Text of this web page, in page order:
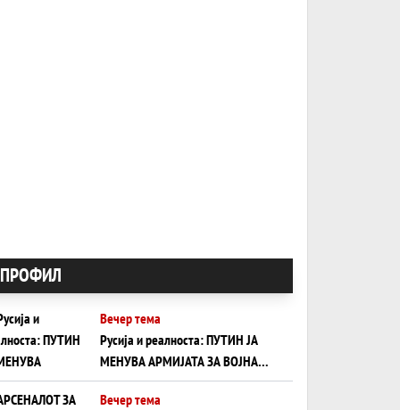
ПРОФИЛ
Вечер тема
Русија и реалноста: ПУТИН ЈА
МЕНУВА АРМИЈАТА ЗА ВОЈНА
ШТО ОСТАНУВА БЕЗ ФРОНТ
Вечер тема